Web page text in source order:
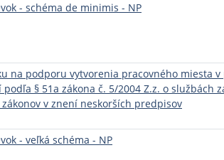
- schéma de minimis - NP
na podporu vytvorenia pracovného miesta v
§ 51a zákona č. 5/2004 Z.z. o službách
v znení neskorších predpisov
- veľká schéma - NP